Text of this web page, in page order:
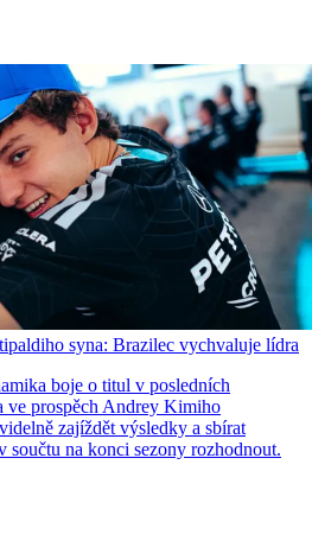
syna: Brazilec vychvaluje lídra
boje o titul v posledních
ve prospěch Andrey Kimiho
zajíždět výsledky a sbírat
součtu na konci sezony rozhodnout.